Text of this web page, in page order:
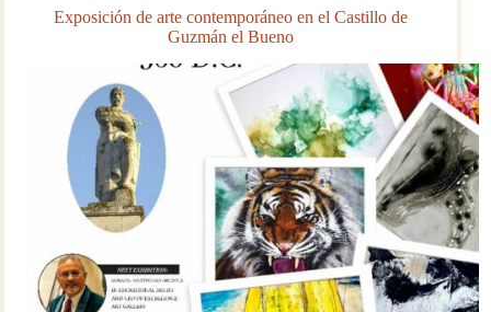
Lacomba
Exposición de arte contemporáneo en el Castillo de
Guzmán el Bueno